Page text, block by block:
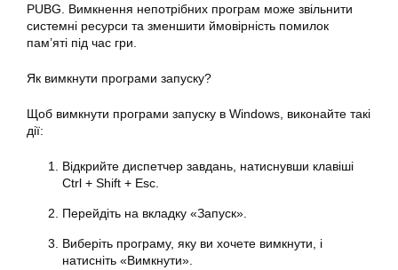
PUBG. Вимкнення непотрібних програм може звільнити
системні ресурси та зменшити ймовірність помилок
пам’яті під час гри.
Як вимкнути програми запуску?
Щоб вимкнути програми запуску в Windows, виконайте такі
дії:
Відкрийте диспетчер завдань, натиснувши клавіші
Ctrl + Shift + Esc.
Перейдіть на вкладку «Запуск».
Виберіть програму, яку ви хочете вимкнути, і
натисніть «Вимкнути».